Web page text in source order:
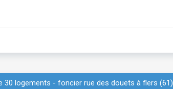
logements - foncier rue des douets à flers (61)